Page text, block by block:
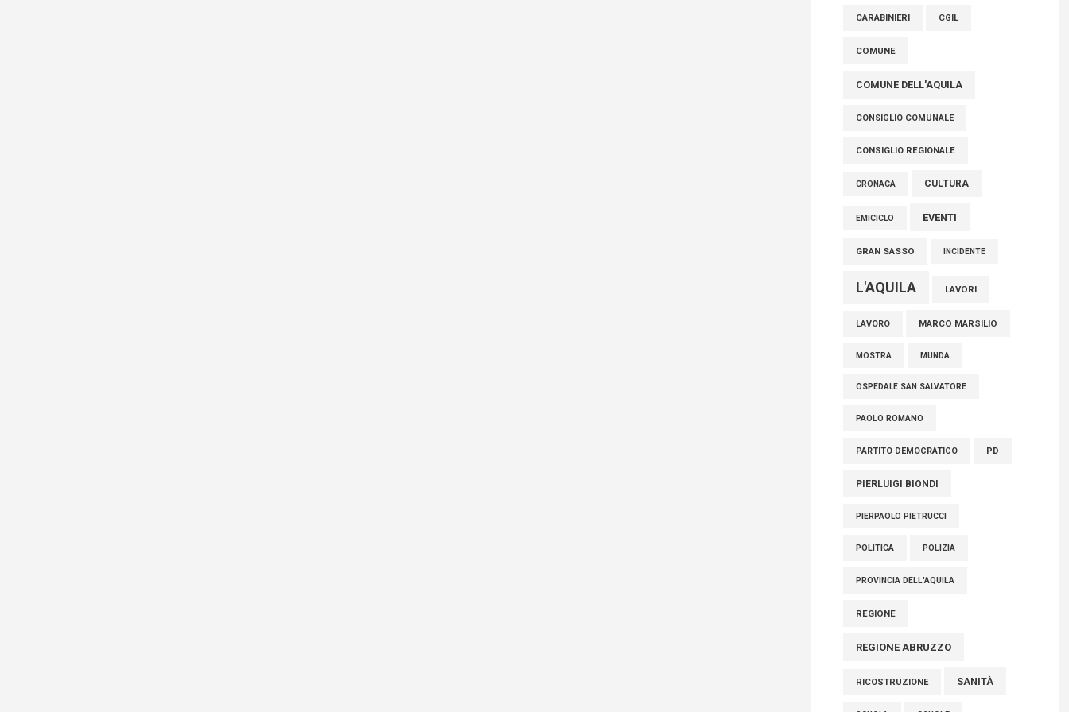
tra cui molti abruzzesi"
06 Agosto 2026
CARABINIERI CGIL
COMUNE
COMUNE DELL'AQUILA
CONSIGLIO COMUNALE
CONSIGLIO REGIONALE
CRONACA CULTURA
EMICICLO EVENTI
GRAN SASSO INCIDENTE
L'AQUILA LAVORI
LAVORO MARCO MARSILIO
MOSTRA MUNDA
OSPEDALE SAN SALVATORE
PAOLO ROMANO
PARTITO DEMOCRATICO PD
PIERLUIGI BIONDI
PIERPAOLO PIETRUCCI
POLITICA POLIZIA
PROVINCIA DELL'AQUILA
REGIONE
REGIONE ABRUZZO
RICOSTRUZIONE SANITÀ